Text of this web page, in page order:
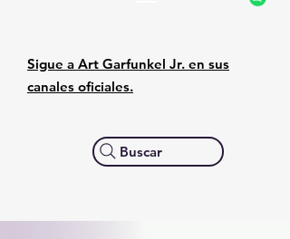
Buscar
Sigue a Art Garfunkel Jr. en sus
canales oficiales.